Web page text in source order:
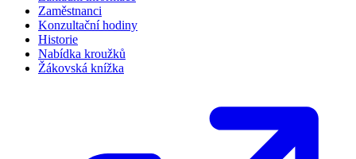
Zaměstnanci
Konzultační hodiny
Historie
Nabídka kroužků
Žákovská knížka